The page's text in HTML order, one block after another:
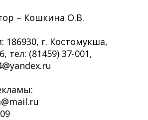
– Кошкина О.В.
186930, г. Костомукша,
тел: (81459) 37-001,